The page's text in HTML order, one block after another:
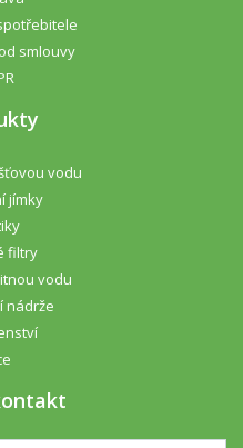
smlouvy
vodu
jímky
filtry
vodu
nádrže